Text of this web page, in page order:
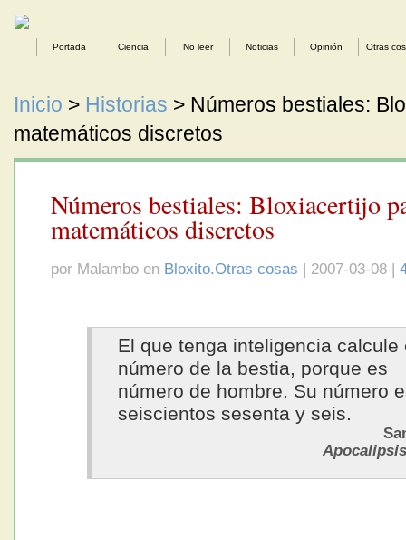
Portada Ciencia No leer Noticias Opinión Otras
Inicio > Historias > Números bestiales:
matemáticos discretos
Números bestiales: Bloxiacertijo
matemáticos discretos
por Malambo en Bloxito.Otras cosas | 2007-03-08 |
El que tenga inteligencia calcule
número de la bestia, porque es
número de hombre. Su número
seiscientos sesenta y seis.